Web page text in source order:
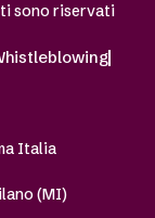
sono riservati
Italia
(MI)